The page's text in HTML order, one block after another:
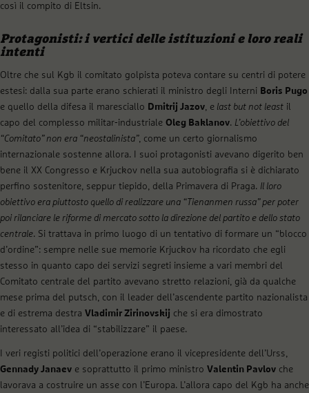
così il compito di Eltsin.
Protagonisti: i vertici delle istituzioni e loro reali
intenti
Oltre che sul Kgb il comitato golpista poteva contare su centri di potere
estesi: dalla sua parte erano schierati il ministro degli Interni Boris Pugo
e quello della difesa il maresciallo Dmitrij Jazov, e last but not least il
capo del complesso militar-industriale Oleg Baklanov. L’obiettivo del
“Comitato” non era “neostalinista”, come un certo giornalismo
internazionale sostenne allora. I suoi protagonisti avevano digerito ben
bene il XX Congresso e Krjuckov nella sua autobiografia si è dichiarato
perfino sostenitore, seppur tiepido, della Primavera di Praga. Il loro
obiettivo era piuttosto quello di realizzare una “Tienanmen russa” per poter
poi rilanciare le riforme di mercato sotto la direzione del partito e dello stato
centrale. Si trattava in primo luogo di un tentativo di formare un “blocco
d’ordine”: sempre nelle sue memorie Krjuckov ha ricordato che egli
stesso in quanto capo dei servizi segreti insieme a vari membri del
Comitato centrale del partito avevano stretto relazioni, già da qualche
mese prima del putsch, con il leader dell’ascendente partito nazionalista
e di estrema destra Vladimir Zirinovskij che si era dimostrato
interessato all’idea di “stabilizzare” il paese.
I veri registi politici dell’operazione erano il vicepresidente dell’Urss,
Gennady Janaev e soprattutto il primo ministro Valentin Pavlov che
lavorava a costruire un asse con l’Europa. L’allora capo del Kgb ha anche